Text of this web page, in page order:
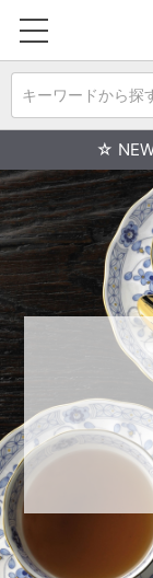
キーワードから探
☆